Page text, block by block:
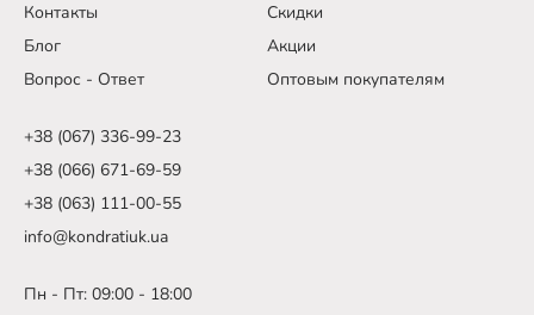
Контакты
Скидки
Блог
Акции
Вопрос - Ответ
Оптовым покупателям
+38 (067) 336-99-23
+38 (066) 671-69-59
+38 (063) 111-00-55
info@kondratiuk.ua
Пн - Пт: 09:00 - 18:00